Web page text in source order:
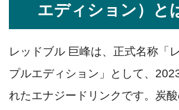
エディション）と
レッドブル 巨峰は、正式名称「
プルエディション」として、
れたエナジードリンクです。炭